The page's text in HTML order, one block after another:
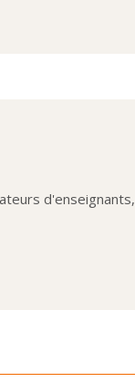
d'enseignants,